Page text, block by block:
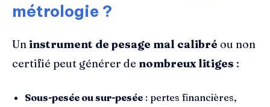
métrologie ?
Un instrument de pesage mal calibré ou non
certifié peut générer de nombreux litiges :
Sous-pesée ou sur-pesée : pertes financières,